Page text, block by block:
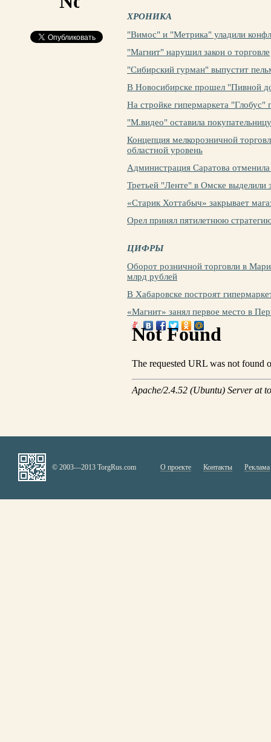
ХРОНИКА
"Вимос" и "Метрика" уладили
"Магнит" нарушил закон о торговле
"Сибирский гурман" выпустит
В Новосибирске прошел "Пивной
На стройке гипермаркета "Глобус"
"М.видео" оставила
Концепция мелкорозничной
областной уровень
Администрация Саратова
Третьей "Ленте" в Омске выделили
«Старик Хоттабыч» закрывает
Орел принял пятилетнюю
ЦИФРЫ
Оборот розничной торговли в
млрд рублей
В Хабаровске построят
«Магнит» занял первое место в
© 2003—2013 TorgRus.com О проекте Контакты Реклама